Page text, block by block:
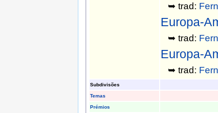
➥ trad:
Europa-
➥ trad:
Europa-
➥ trad:
Subdivisões
Temas
Prémios